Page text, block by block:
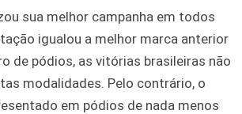
sua melhor campanha em todos
igualou a melhor marca anterior
de pódios, as vitórias brasileiras não
modalidades. Pelo contrário, o
em pódios de nada menos